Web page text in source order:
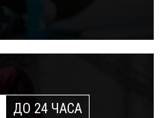
ДО 24 ЧАСА